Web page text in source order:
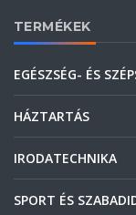
TERMÉKEK
EGÉSZSÉG- ÉS
HÁZTARTÁS
IRODATECHNIKA
SPORT ÉS